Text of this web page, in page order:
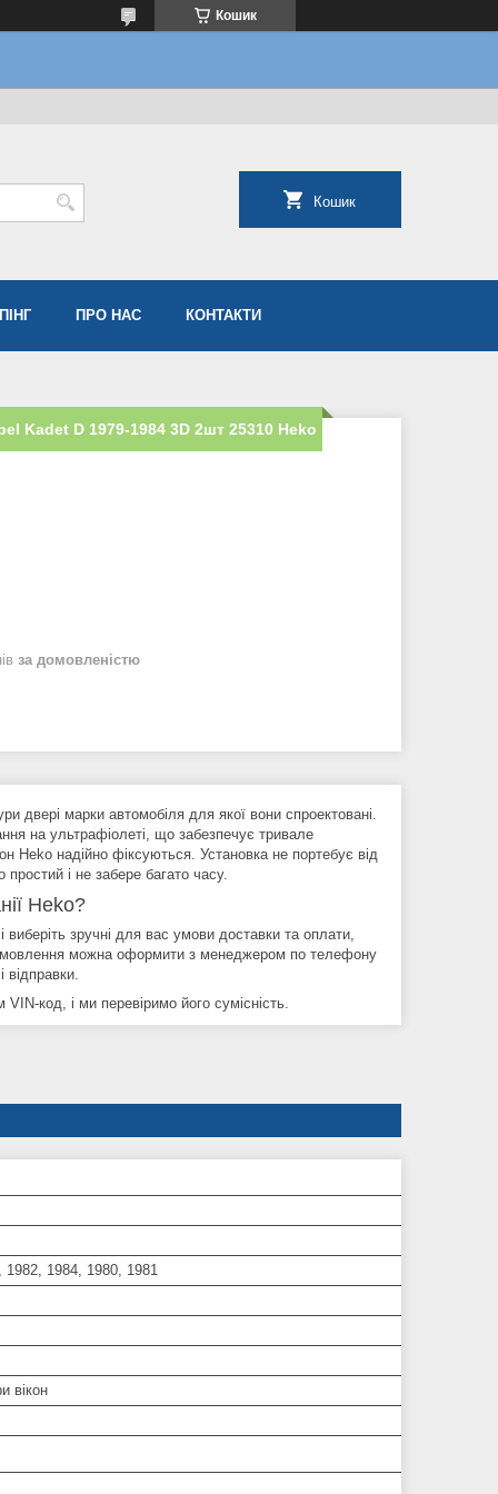
Кошик
Кошик
ПРО НАС КОНТАКТИ
Kadet D 1979-1984 3D 2шт 25310 Heko
за домовленістю
двері марки автомобіля для якої вони спроектовані.
на ультрафіолеті, що забезпечує тривале
Heko надійно фіксуються. Установка не портебує від
і не забере багато часу.
Heko?
зручні для вас умови доставки та оплати,
можна оформити з менеджером по телефону
відправки.
код, і ми перевіримо його сумісність.
1982, 1984, 1980, 1981
вікон